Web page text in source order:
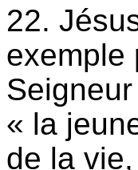
22.
exemple
Seigneur
« la
de la